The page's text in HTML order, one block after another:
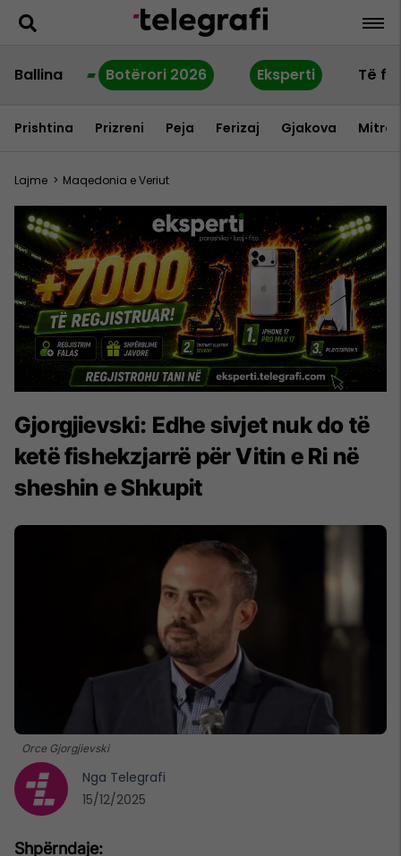
Ballina Botërori 2026 Eksperti Të
Prishtina Prizreni Peja Ferizaj Gjakova
Lajme > Maqedonia e Veriut
Gjorgjievski: Edhe sivjet nuk do të
ketë fishekzjarrë për Vitin e Ri në
sheshin e Shkupit
Orce Gjorgjievski
Nga Telegrafi
15/12/2025